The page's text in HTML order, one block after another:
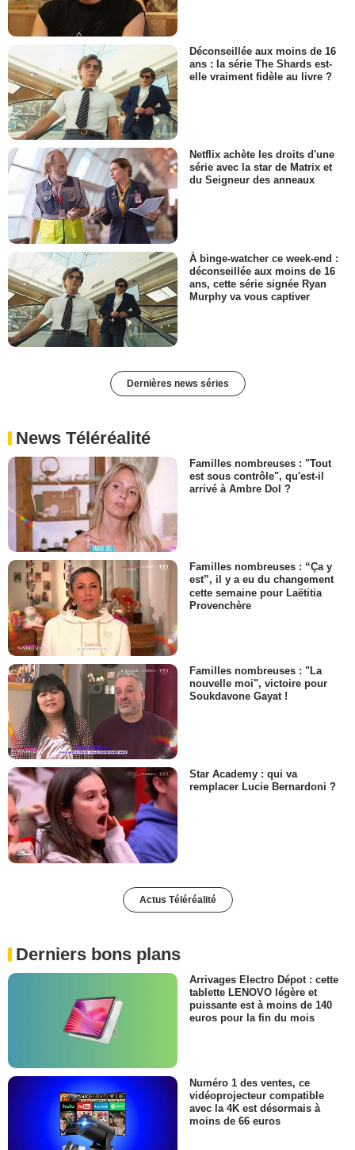
Déconseillée aux moins de 16
ans : la série The Shards est-
elle vraiment fidèle au livre ?
Netflix achète les droits d'une
série avec la star de Matrix et
du Seigneur des anneaux
À binge-watcher ce week-end :
déconseillée aux moins de 16
ans, cette série signée Ryan
Murphy va vous captiver
Dernières news séries
News Téléréalité
Familles nombreuses : "Tout
est sous contrôle", qu'est-il
arrivé à Ambre Dol ?
Familles nombreuses : “Ça y
est”, il y a eu du changement
cette semaine pour Laëtitia
Provenchère
Familles nombreuses : "La
nouvelle moi", victoire pour
Soukdavone Gayat !
Star Academy : qui va
remplacer Lucie Bernardoni ?
Actus Téléréalité
Derniers bons plans
Arrivages Electro Dépot : cette
tablette LENOVO légère et
puissante est à moins de 140
euros pour la fin du mois
Numéro 1 des ventes, ce
vidéoprojecteur compatible
avec la 4K est désormais à
moins de 66 euros